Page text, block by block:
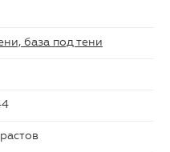
база под тени